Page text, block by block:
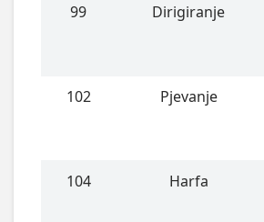
99 Dirigiranje
102 Pjevanje
104 Harfa